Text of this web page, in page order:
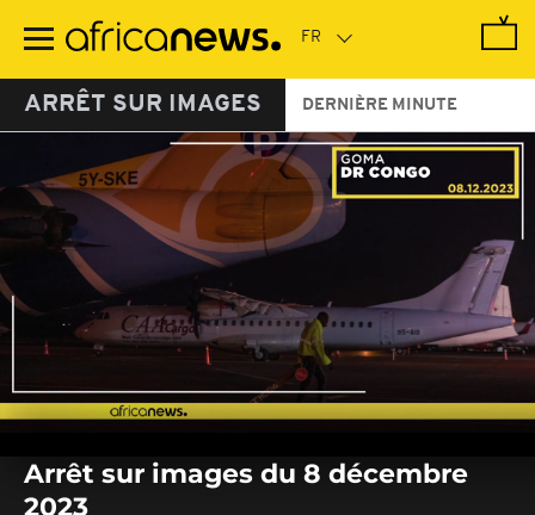
contenu
ARRÊT SUR IMAGES DERNIÈRE MINUTE
seconds
Arrêt sur images du 8 décembre
2023